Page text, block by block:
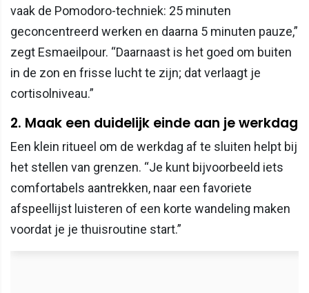
vaak de Pomodoro-techniek: 25 minuten
geconcentreerd werken en daarna 5 minuten pauze,”
zegt Esmaeilpour. “Daarnaast is het goed om buiten
in de zon en frisse lucht te zijn; dat verlaagt je
cortisolniveau.”
2. Maak een duidelijk einde aan je werkdag
Een klein ritueel om de werkdag af te sluiten helpt bij
het stellen van grenzen. “Je kunt bijvoorbeeld iets
comfortabels aantrekken, naar een favoriete
afspeellijst luisteren of een korte wandeling maken
voordat je je thuisroutine start.”